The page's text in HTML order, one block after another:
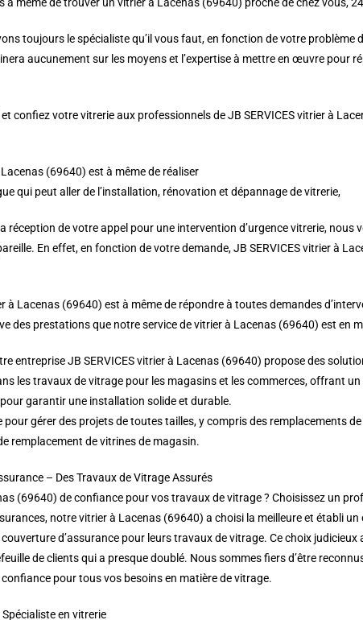
toujours le spécialiste qu’il vous faut, en fonction de votre
aucunement sur les moyens et l’expertise à mettre en œuvre pour
confiez votre vitrerie aux professionnels de JB SERVICES vitrier à
(69640) est à même de réaliser
qui peut aller de l’installation, rénovation et dépannage de vitrerie,
réception de votre appel pour une intervention d’urgence vitrerie,
En effet, en fonction de votre demande, JB SERVICES vitrier à
à Lacenas (69640) est à même de répondre à toutes demandes
des prestations que notre service de vitrier à Lacenas (69640) est en
entreprise JB SERVICES vitrier à Lacenas (69640) propose des
les travaux de vitrage pour les magasins et les commerces, offrant
garantir une installation solide et durable.
pour gérer des projets de toutes tailles, y compris des remplacements
remplacement de vitrines de magasin.
– Des Travaux de Vitrage Assurés
(69640) de confiance pour vos travaux de vitrage ? Choisissez un
notre vitrier à Lacenas (69640) a choisi la meilleure et établi
couverture d’assurance pour leurs travaux de vitrage. Ce choix
de clients qui a presque doublé. Nous sommes fiers d’être
pour tous vos besoins en matière de vitrage.
en vitrerie